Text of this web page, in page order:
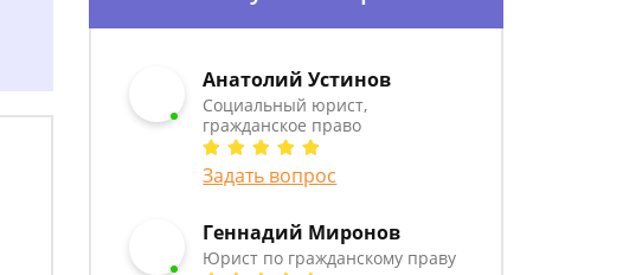
Анатолий Устинов
Социальный юрист,
гражданское право
Задать вопрос
Геннадий Миронов
Юрист по гражданскому праву